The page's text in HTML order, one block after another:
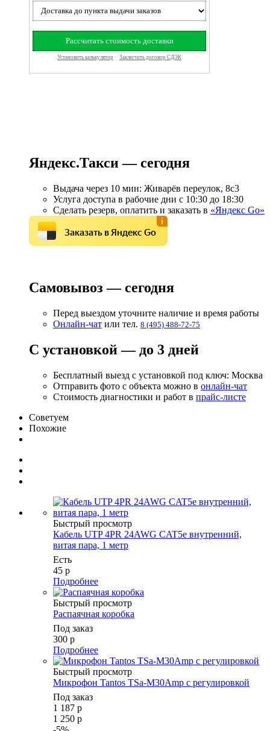
Яндекс.Такси — сегодня
Выдача через 10 мин: Живарёв переулок, 8с3
Услуга доступа в рабочие дни с 10:30 до 18:30
Сделать резерв, оплатить и заказать в «Яндекс Go»
Заказать в Яндекс Go
Самовывоз — сегодня
Перед выездом уточните наличие и время работы
Онлайн-чат или тел. 8 (495) 488-72-75
С установкой — до 3 дней
Бесплатный выезд с установкой под ключ: Москва
Отправить фото с объекта можно в онлайн-чат
Стоимость диагностики и работ в прайс-листе
Советуем
Похожие
Быстрый просмотр
Кабель UTP 4PR 24AWG CAT5e внутренний,
витая пара, 1 метр
Есть
45 р
Подробнее
Быстрый просмотр
Распаячная коробка
Под заказ
300 р
Подробнее
Быстрый просмотр
Микрофон Tantos TSa-M30Amp с регулировкой
Под заказ
1 187 р
1 250 р